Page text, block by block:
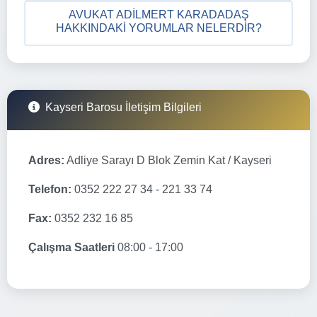
AVUKAT ADILMERT KARADADAŞ
HAKKINDAKI YORUMLAR NELERDIR?
Kayseri Barosu İletişim Bilgileri
Adres: Adliye Sarayı D Blok Zemin Kat / Kayseri
Telefon: 0352 222 27 34 - 221 33 74
Fax: 0352 232 16 85
Çalışma Saatleri 08:00 - 17:00